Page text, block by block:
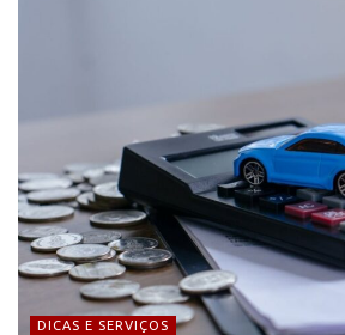
DICAS E SERVIÇOS